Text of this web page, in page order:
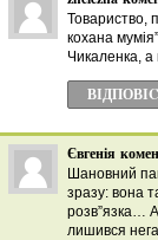
Товариство,
кохана
Чикаленка,
Євгенія
Шановний
зразу: вона
розв”язка… А
лишився